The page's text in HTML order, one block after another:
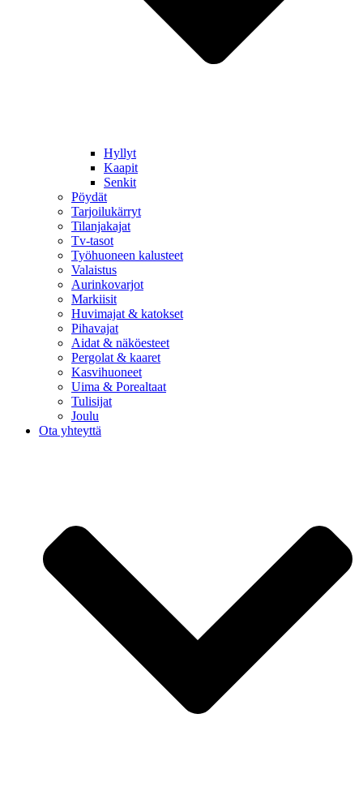
Hyllyt
Kaapit
Senkit
Pöydät
Tarjoilukärryt
Tilanjakajat
Tv-tasot
Työhuoneen kalusteet
Valaistus
Aurinkovarjot
Markiisit
Huvimajat & katokset
Pihavajat
Aidat & näköesteet
Pergolat & kaaret
Kasvihuoneet
Uima & Porealtaat
Tulisijat
Joulu
Ota yhteyttä